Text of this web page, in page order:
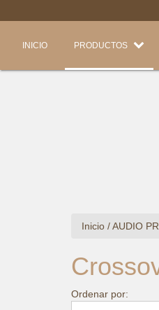
INICIO PRODUCTOS
Inicio /AUDIO
Ordenar por: